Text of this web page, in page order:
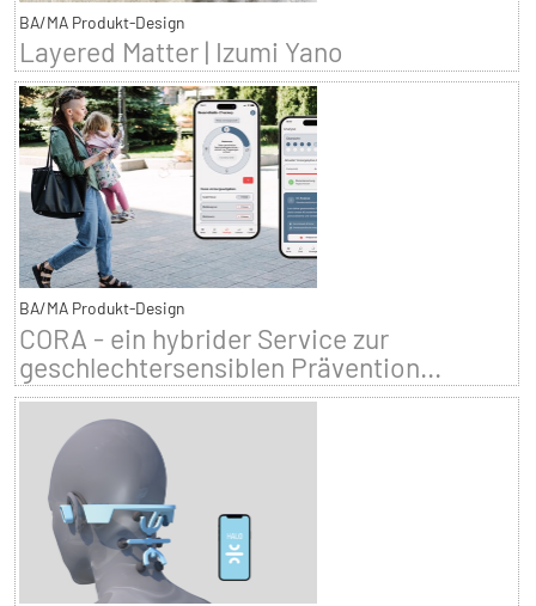
BA/MA Produkt-Design
Layered Matter | Izumi Yano
BA/MA Produkt-Design
CORA - ein hybrider Service zur
geschlechtersensiblen Prävention...